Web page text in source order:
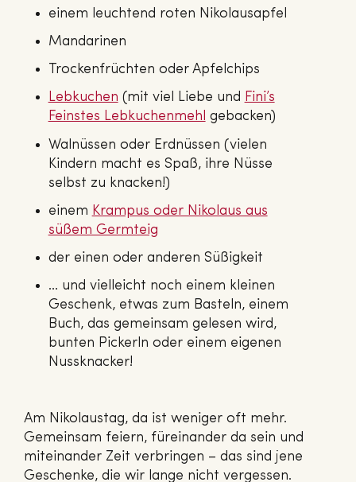
einem leuchtend roten Nikolausapfel
Mandarinen
Trockenfrüchten oder Apfelchips
Lebkuchen (mit viel Liebe und Fini’s
Feinstes Leb­ku­chen­mehl gebacken)
Walnüssen oder Erdnüssen (vielen
Kindern macht es Spaß, ihre Nüsse
selbst zu knacken!)
einem Krampus oder Nikolaus aus
süßem Germteig
der einen oder anderen Süßigkeit
… und vielleicht noch einem kleinen
Geschenk, etwas zum Basteln, einem
Buch, das gemeinsam gelesen wird,
bunten Pickerln oder einem eigenen
Nussknacker!
Am Nikolaustag, da ist weniger oft mehr.
Gemeinsam feiern, füreinander da sein und
miteinander Zeit verbringen – das sind jene
Geschenke, die wir lange nicht vergessen.